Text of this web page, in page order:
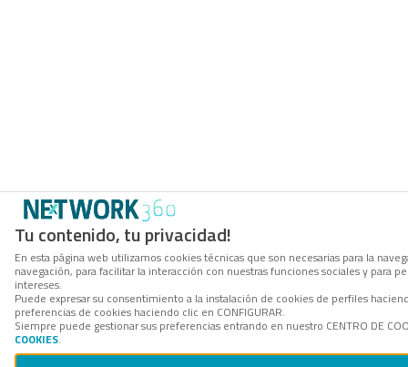
Tu contenido, tu privacidad!
En esta página web utilizamos cookies técnicas que son necesarias para la
navegación, para facilitar la interacción con nuestras funciones sociales y
intereses.
Puede expresar su consentimiento a la instalación de cookies de perfiles
preferencias de cookies haciendo clic en CONFIGURAR.
Siempre puede gestionar sus preferencias entrando en nuestro CENTRO DE
COOKIES.